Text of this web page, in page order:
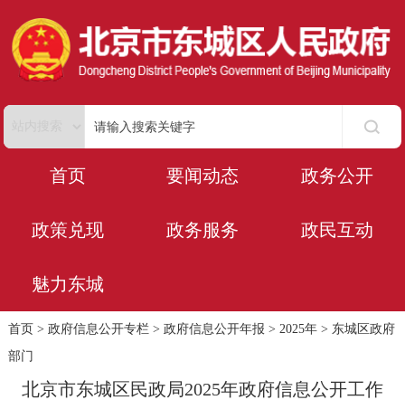
首页 要闻动态 政务公开
政策兑现 政务服务 政民互动
魅力东城
首页 > 政府信息公开专栏> 政府信息公开年报 > 2025年> 东城区政府
部门
北京市东城区民政局2025年政府信息公开工作